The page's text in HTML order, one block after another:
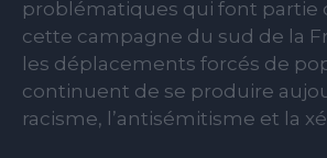
problématiques qui font partie
cette campagne du sud de la
les déplacements forcés de
continuent de se produire
racisme, l’antisémitisme et la